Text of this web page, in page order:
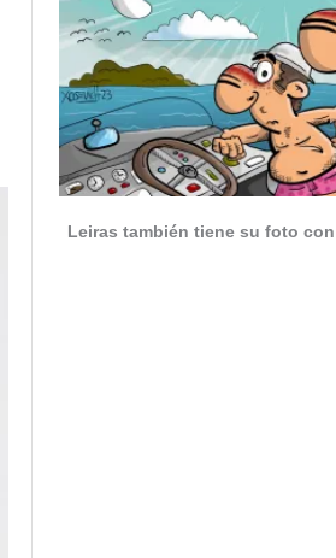
Leiras también tiene su foto